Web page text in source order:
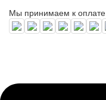
Мы принимаем к оплате